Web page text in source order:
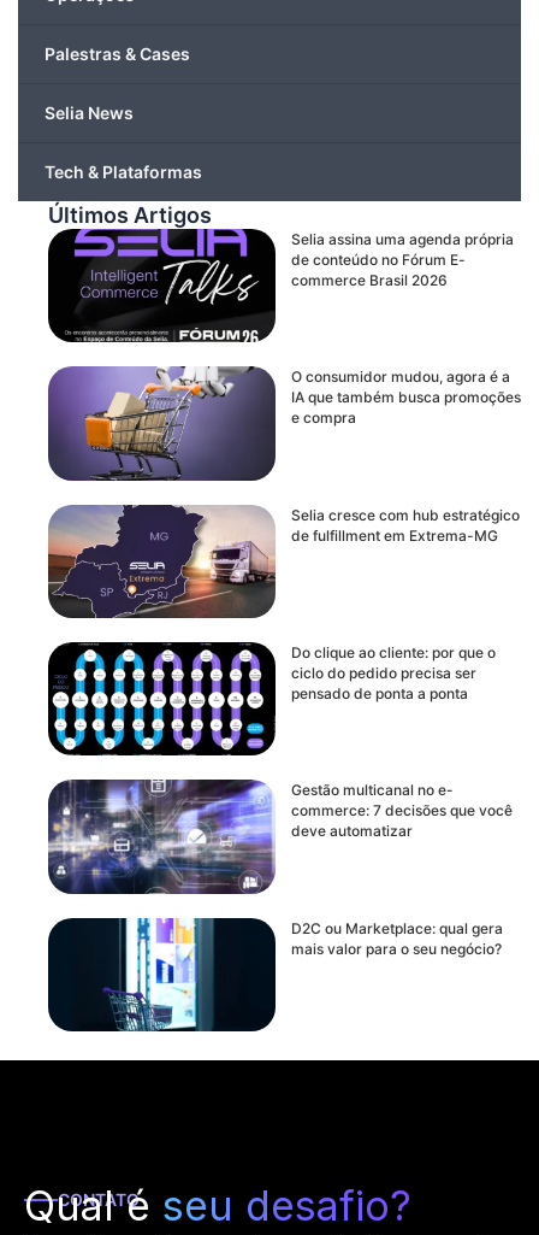
Palestras & Cases
Selia News
Tech & Plataformas
Últimos Artigos
Selia assina uma agenda própria
de conteúdo no Fórum E-
commerce Brasil 2026
O consumidor mudou, agora é a
IA que também busca promoções
e compra
Selia cresce com hub estratégico
de fulfillment em Extrema-MG
Do clique ao cliente: por que o
ciclo do pedido precisa ser
pensado de ponta a ponta
Gestão multicanal no e-
commerce: 7 decisões que você
deve automatizar
D2C ou Marketplace: qual gera
mais valor para o seu negócio?
CONTATO
Qual é seu desafio?